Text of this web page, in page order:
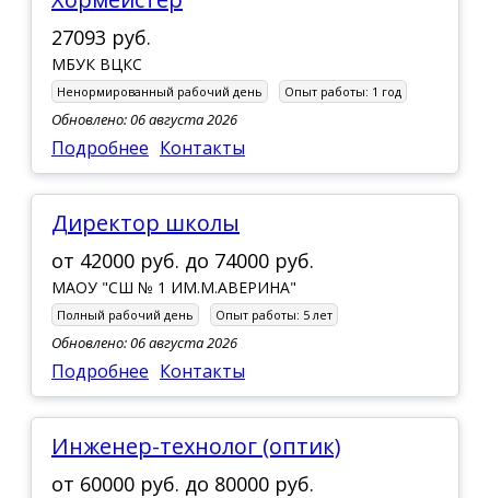
27093 руб.
МБУК ВЦКС
Ненормированный рабочий день Опыт работы: 1 год
Обновлено: 06 августа 2026
Подробнее Контакты
Директор школы
от 42000 руб. до 74000 руб.
МАОУ "СШ № 1 ИМ.М.АВЕРИНА"
Полный рабочий день Опыт работы: 5 лет
Обновлено: 06 августа 2026
Подробнее Контакты
инженер-технолог (оптик)
от 60000 руб. до 80000 руб.